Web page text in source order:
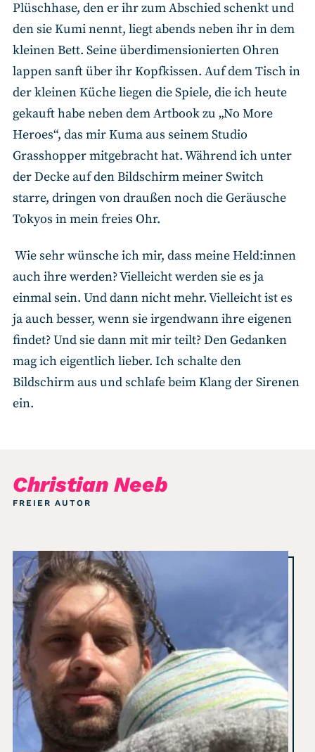
Plüschhase, den er ihr zum Abschied schenkt und
den sie Kumi nennt, liegt abends neben ihr in dem
kleinen Bett. Seine überdimensionierten Ohren
lappen sanft über ihr Kopfkissen. Auf dem Tisch in
der kleinen Küche liegen die Spiele, die ich heute
gekauft habe neben dem Artbook zu „No More
Heroes“, das mir Kuma aus seinem Studio
Grasshopper mitgebracht hat. Während ich unter
der Decke auf den Bildschirm meiner Switch
starre, dringen von draußen noch die Geräusche
Tokyos in mein freies Ohr.
Wie sehr wünsche ich mir, dass meine Held:innen
auch ihre werden? Vielleicht werden sie es ja
einmal sein. Und dann nicht mehr. Vielleicht ist es
ja auch besser, wenn sie irgendwann ihre eigenen
findet? Und sie dann mit mir teilt? Den Gedanken
mag ich eigentlich lieber. Ich schalte den
Bildschirm aus und schlafe beim Klang der Sirenen
ein.
Christian Neeb
FREIER AUTOR